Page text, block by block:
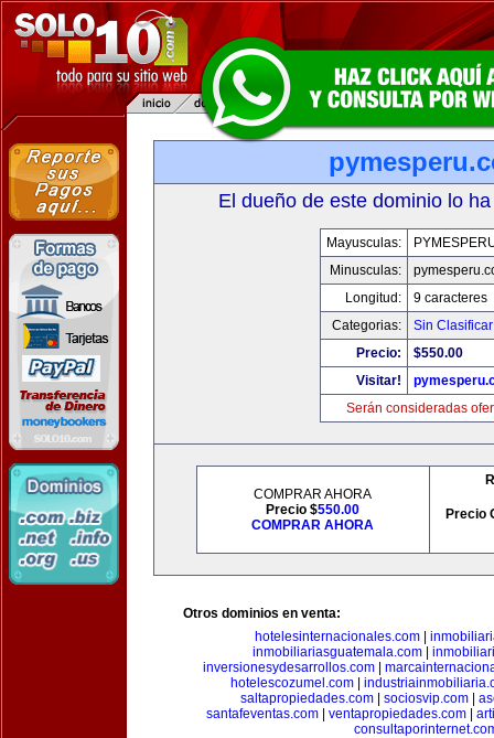
El dueño de este dominio lo
Mayusculas:
Minusculas:
Longitud:
9 caracteres
Categorias:
Sin Clasificar
Precio:
$550.00
Visitar!
Serán consideradas
COMPRAR AHORA
Precio $550.00
COMPRAR AHORA
Precio
Otros dominios en venta:
hotelesinternacionales.com|
inmobiliariasguatemala.com
inversionesydesarrollos.com|
hotelescozumel.com
saltapropiedades.com| sociosvip.com|
santafeventas.com| ventapropiedades.com|